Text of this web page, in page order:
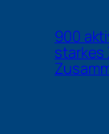
900
starkes